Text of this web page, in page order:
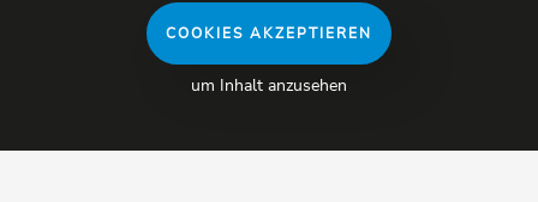
COOKIES AKZEPTIEREN
um Inhalt anzusehen